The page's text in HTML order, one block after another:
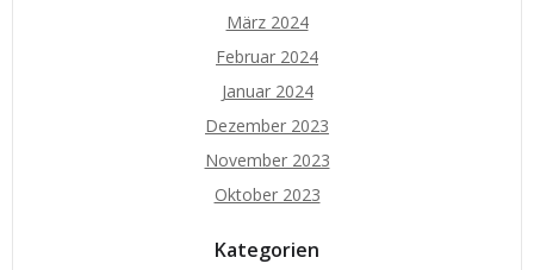
März 2024
Februar 2024
Januar 2024
Dezember 2023
November 2023
Oktober 2023
Kategorien